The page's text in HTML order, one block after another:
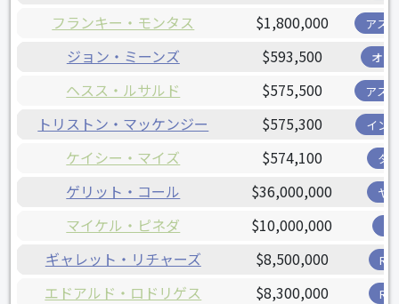
フランキー・モンタス $1,800,000 アス
ジョン・ミーンズ $593,500 オリ
ヘスス・ルサルド $575,500 アス
トリストン・マッケンジー $575,300 イン
ケイシー・マイズ $574,100 タ
ゲリット・コール $36,000,000 ヤ
マイケル・ピネダ $10,000,000
ギャレット・リチャーズ $8,500,000 R
エドアルド・ロドリゲス $8,300,000 R